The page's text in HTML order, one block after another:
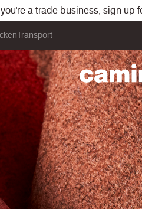
a trade business, sign up
Transport